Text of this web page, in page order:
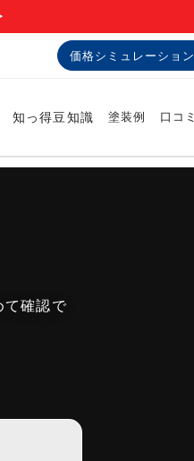
価格シミュレーション
知っ得豆知識 塗装例 口コミ
て確認で